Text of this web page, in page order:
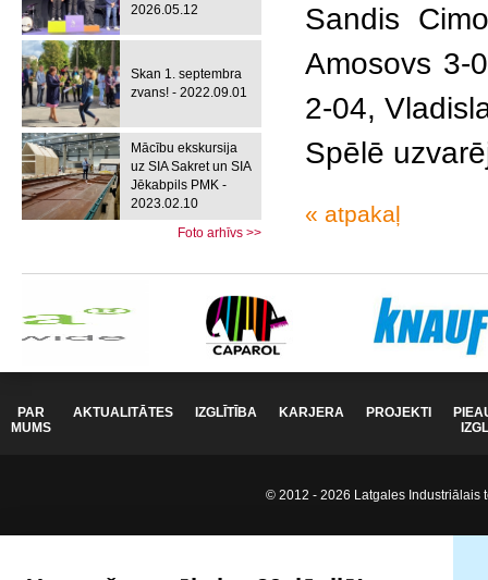
2026.05.12
Skan 1. septembra
zvans! - 2022.09.01
Mācību ekskursija
uz SIA Sakret un SIA
Jēkabpils PMK -
2023.02.10
Foto arhīvs >>
Sandis
Amosovs 3-
2-04,
Spēlē
« atpakaļ
PAR
MUMS
AKTUALITĀTES IZGLĪTĪBA KARJERA PROJEKTI
© 2012 - 2026 Latgales Industriālais